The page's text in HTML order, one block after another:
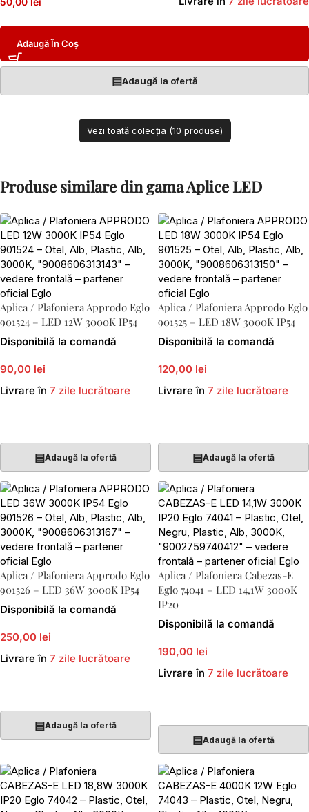
Adaugă În Coș
▤Adaugă la ofertă
Vezi toată colecția (10 produse)
Produse similare din gama Aplice LED
Aplica / Plafoniera Approdo Eglo
901524 – LED 12W 3000K IP54
Disponibilă la comandă
90,00 lei
Livrare în 7 zile lucrătoare
▤Adaugă la ofertă
Aplica / Plafoniera Approdo Eglo
901525 – LED 18W 3000K IP54
Disponibilă la comandă
120,00 lei
Livrare în 7 zile lucrătoare
▤Adaugă la ofertă
Aplica / Plafoniera Approdo Eglo
901526 – LED 36W 3000K IP54
Disponibilă la comandă
250,00 lei
Livrare în 7 zile lucrătoare
▤Adaugă la ofertă
Aplica / Plafoniera Cabezas-E
Eglo 74041 – LED 14,1W 3000K
IP20
Disponibilă la comandă
190,00 lei
Livrare în 7 zile lucrătoare
▤Adaugă la ofertă